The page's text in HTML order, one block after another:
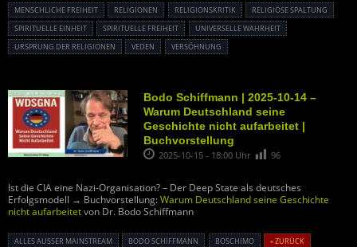
MENSCHLICHE FREIHEIT
RELIGIONEN RELIGIONSKRITIK
RELIGIÖSE SPALTUNG
SPIRITUELLE EINHEIT
SPIRITUELLE FREIHEIT
UNIVERSELLE WAHRHEIT
URSPRUNG DER RELIGIONEN
VEDEN VERSÖHNUNG
Bodo Schiffmann | 2025-10-14 –
Warum Deutschland seine
Geschichte nicht aufarbeitet |
Buchvorstellung
2025-10-15 - 18:00 Uhr 96
Ist die CIA eine Nazi-Organisation? – Der Deep State als deutsches
Erfolgsmodell → Buchvorstellung:Warum Deutschland seine Geschichte
nicht aufarbeitetvon Dr. Bodo Schiffmann
ALLES AUSSER MAINSTREAM BODO SCHIFFMANN BOSCHIMO
« ZURÜCK